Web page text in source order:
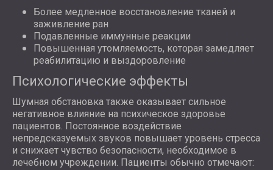
Более медленное восстановление тканей и
заживление ран
Подавленные иммунные реакции
Повышенная утомляемость, которая замедляет
реабилитацию и выздоровление
Психологические эффекты
Шумная обстановка также оказывает сильное
негативное влияние на психическое здоровье
пациентов. Постоянное воздействие
непредсказуемых звуков повышает уровень стресса
и снижает чувство безопасности, необходимое в
лечебном учреждении. Пациенты обычно отмечают: